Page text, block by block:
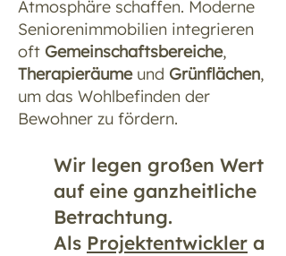
Atmosphäre schaffen. Moderne
Seniorenimmobilien integrieren
oft Gemeinschaftsbereiche,
Therapieräume und Grünflächen,
um das Wohlbefinden der
Bewohner zu fördern.
Wir legen großen Wert
auf eine ganzheitliche
Betrachtung.
Als Projektentwickler a